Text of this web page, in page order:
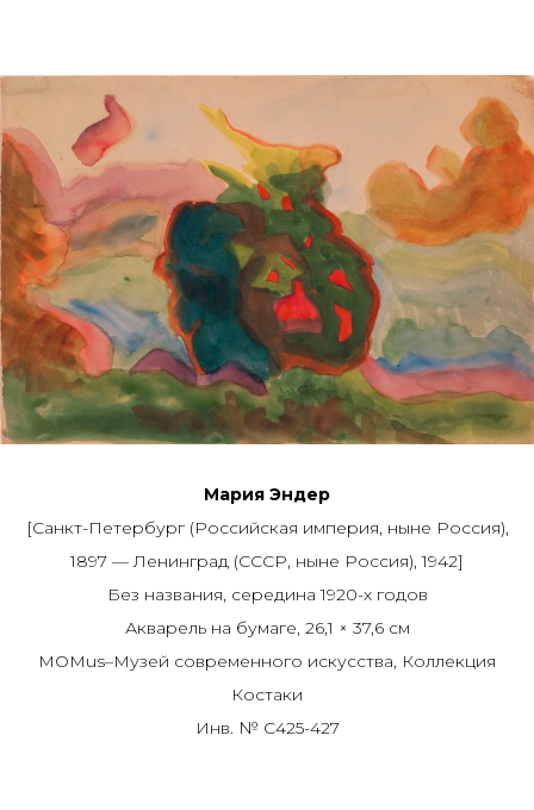
Мария Эндер
[Санкт-Петербург (Российская империя, ныне Россия),
1897 — Ленинград (СССР, ныне Россия), 1942]
Без названия, середина 1920-х годов
Акварель на бумаге, 26,1 × 37,6 см
MOMus–Музей современного искусства, Коллекция
Костаки
Инв. № C425-427